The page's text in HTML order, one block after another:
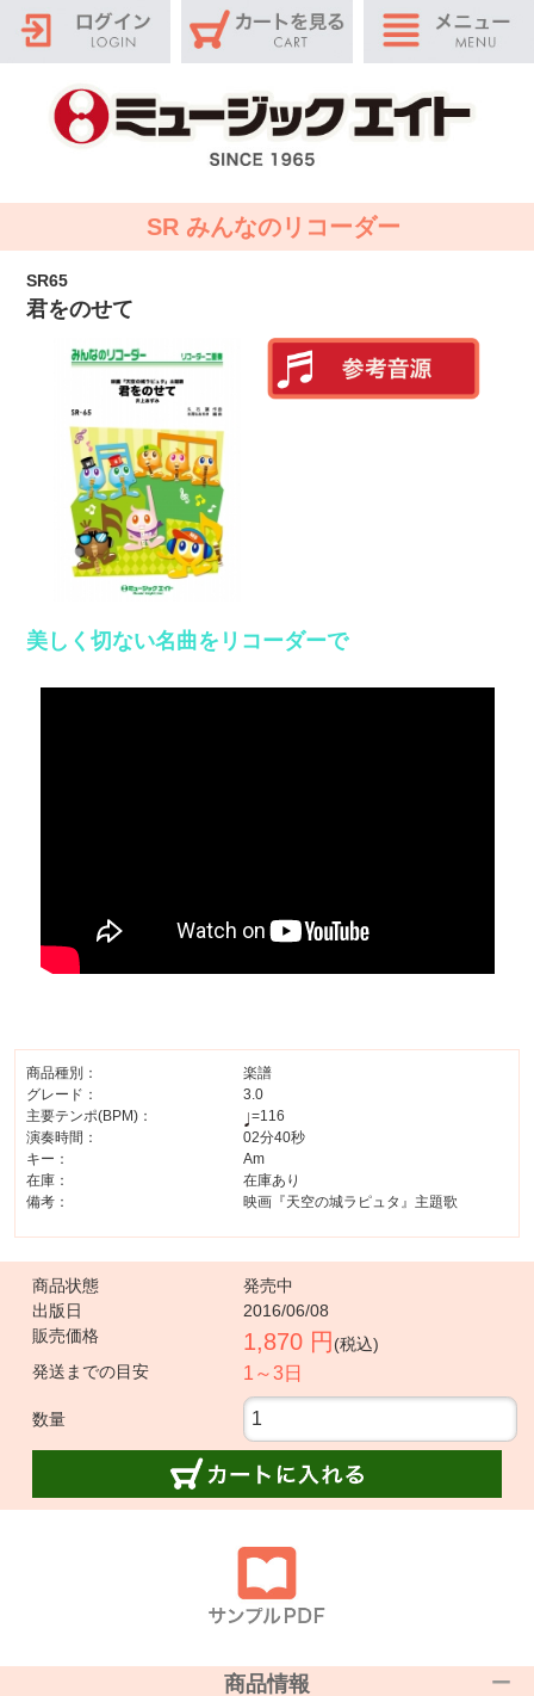
SR みんなのリコーダー
SR65
君をのせて
美しく切ない名曲をリコーダーで
商品種別：
楽譜
グレード：
3.0
主要テンポ(BPM)：
=116
演奏時間：
02分40秒
キー：
Am
在庫：
在庫あり
備考：
映画『天空の城ラピュタ』主題歌
商品状態
発売中
出版日
2016/06/08
販売価格
1,870 円 (税込)
発送までの目安
1～3日
数量
商品情報